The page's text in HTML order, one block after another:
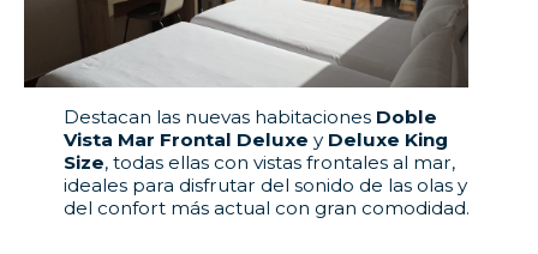
Destacan las nuevas habitaciones Doble
Vista Mar Frontal Deluxe y Deluxe King
Size, todas ellas con vistas frontales al mar,
ideales para disfrutar del sonido de las olas y
del confort más actual con gran comodidad.